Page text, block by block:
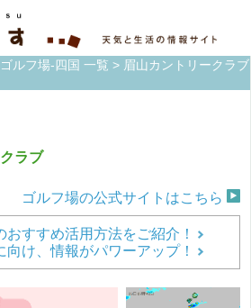
ゴルフ場-四国 一覧 > 眉山カントリークラブ
ラブ
ゴルフ場の公式サイトはこちら
おすすめ活用方法をご紹介！
向け、情報がパワーアップ！